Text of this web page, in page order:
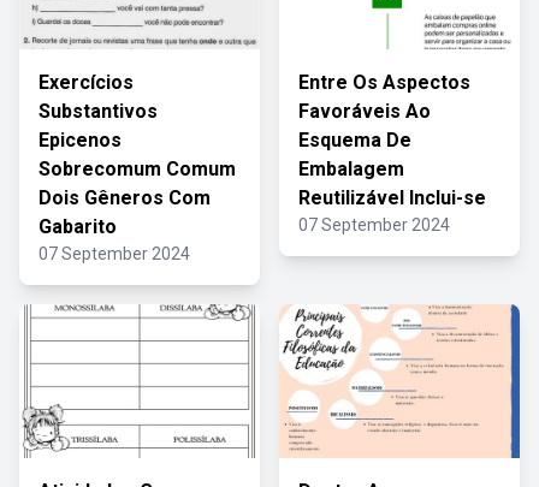
Exercícios
Substantivos
Epicenos
Sobrecomum Comum
Dois Gêneros Com
Gabarito
07 September 2024
Entre Os Aspectos
Favoráveis Ao
Esquema De
Embalagem
Reutilizável Inclui-se
07 September 2024